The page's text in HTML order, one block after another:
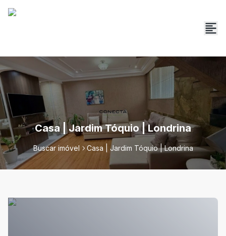
Casa | Jardim Tóquio | Londrina
Buscar imóvel Casa | Jardim Tóquio | Londrina